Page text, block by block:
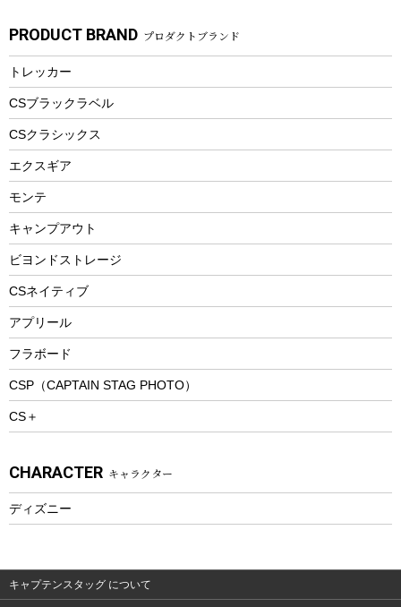
マグカップ、カップ
ステンレスボトル
フードボトル
トレー
ランチョンマット
ランチボックス
スプレー関係
ツール、他
ヘルメット
エアーポンプ
アクセサリー
自転車ウェア
パラソル
フローティングベスト
ヘルメット
エアーポンプ
ビーチテント
ウィンター
スノーシュー
防寒ウェア
トレッキング
トレッキングアクセサリー
プレイグッズ
ウェルネス
ウェア、タオル
ウェア
湯たんぽ
防災用品
PRODUCT BRAND プロダクトブランド
トレッカー
CSブラックラベル
CSクラシックス
エクスギア
モンテ
キャンプアウト
ビヨンドストレージ
CSネイティブ
アプリール
フラボード
CSP（CAPTAIN STAG PHOTO）
CS＋
CHARACTER キャラクター
ディズニー
キャプテンスタッグ について